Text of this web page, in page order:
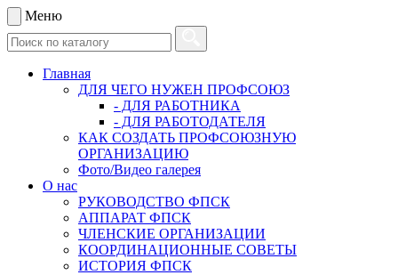
Меню
Главная
ДЛЯ ЧЕГО НУЖЕН ПРОФСОЮЗ
- ДЛЯ РАБОТНИКА
- ДЛЯ РАБОТОДАТЕЛЯ
КАК СОЗДАТЬ ПРОФСОЮЗНУЮ
ОРГАНИЗАЦИЮ
Фото/Видео галерея
О нас
РУКОВОДСТВО ФПСК
АППАРАТ ФПСК
ЧЛЕНСКИЕ ОРГАНИЗАЦИИ
КООРДИНАЦИОННЫЕ СОВЕТЫ
ИСТОРИЯ ФПСК